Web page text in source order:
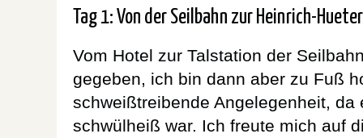
Tag 1: Von der Seilbahn zur Heinrich-
Vom Hotel zur Talstation der
gegeben, ich bin dann aber zu Fuß
schweißtreibende Angelegenheit, da
schwülheiß war. Ich freute mich auf